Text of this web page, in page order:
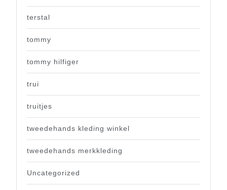
terstal
tommy
tommy hilfiger
trui
truitjes
tweedehands kleding winkel
tweedehands merkkleding
Uncategorized